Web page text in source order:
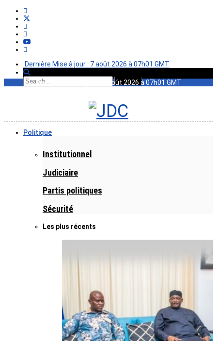
Dernière Mise à jour : 7 août 2026 à 07h01 GMT
Dernière Mise à jour : 7 août 2026 à 07h01 GMT
Politique
Institutionnel
Judiciaire
Partis politiques
Sécurité
Les plus récents